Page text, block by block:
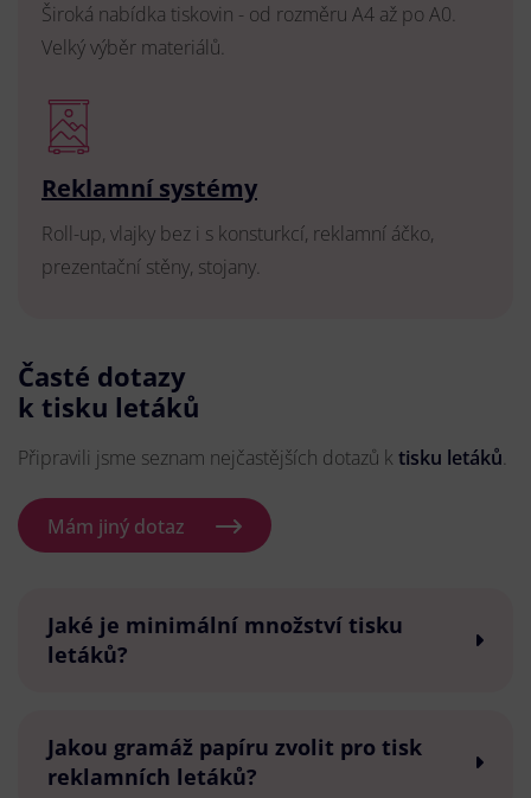
Široká nabídka tiskovin - od rozměru A4 až po A0.
Velký výběr materiálů.
Reklamní systémy
Roll-up, vlajky bez i s konsturkcí, reklamní áčko,
prezentační stěny, stojany.
Časté dotazy
k tisku letáků
Připravili jsme seznam nejčastějších dotazů k tisku letáků.
Mám jiný dotaz
Jaké je minimální množství tisku
letáků?
Jakou gramáž papíru zvolit pro tisk
reklamních letáků?